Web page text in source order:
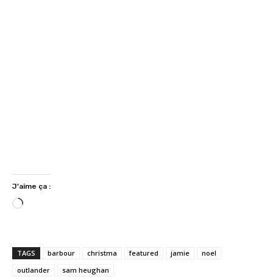
J’aime ça :
C
r
g
e
TAGS barbour christma featured jamie
noel
outlander
sam heughan